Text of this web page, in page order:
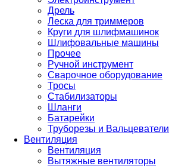
Дрель
Леска для триммеров
Круги для шлифмашинок
Шлифовальные машины
Прочее
Ручной инструмент
Сварочное оборудование
Тросы
Стабилизаторы
Шланги
Батарейки
Труборезы и Вальцеватели
Вентиляция
Вентиляция
Вытяжные вентиляторы